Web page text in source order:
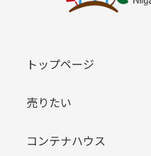
トップページ
売りたい
コンテナハウス